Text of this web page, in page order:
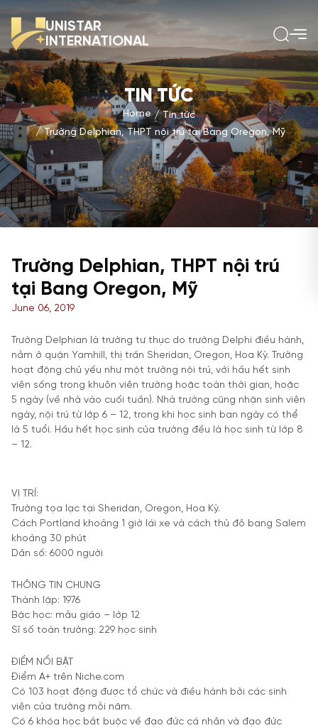
UNISTAR
INTERNATIONAL
TIN TỨC
Home
Tin tức
Trường Delphian, THPT nội trú tại Bang Oregon, Mỹ
Trường Delphian, THPT nội trú
tại Bang Oregon, Mỹ
June 06, 2019
Trường Delphian là trường tư thục do trường Delphi điều hành,
nằm ở quận Yamhill, thị trấn Sheridan, Oregon, Hoa Kỳ. Trường
hoạt động chủ yếu như một trường nội trú, với hầu hết sinh
viên sống trong khuôn viên trường hoặc toàn thời gian, hoặc
5 ngày (về nhà vào cuối tuần). Nhà trường cũng nhận sinh viên
ngày, nội trú từ lớp 6 – 12, trong khi học sinh ban ngày có thể
là 5 tuổi. Hầu hết học sinh của trường đều là học sinh từ lớp 8
– 12.
VỊ TRÍ:
Trường tọa lạc tại Sheridan, Oregon, Hoa Kỳ.
Cách Portland khoảng 1 giờ lái xe và cách thủ đô bang Salem
khoảng 30 phút
Dân số: 6000 người
THÔNG TIN CHUNG
Thành lập: 1976
Bậc học: mẫu giáo – lớp 12
Sĩ số toàn trường: 229 học sinh
ĐIỂM NỔI BẬT
Điểm A+ trên Niche.com
Có 103 hoạt động được tổ chức và điều hành bởi các sinh
viên của trường mỗi năm.
Có 6 khóa học bắt buộc về đạo đức cá nhân và đạo đức